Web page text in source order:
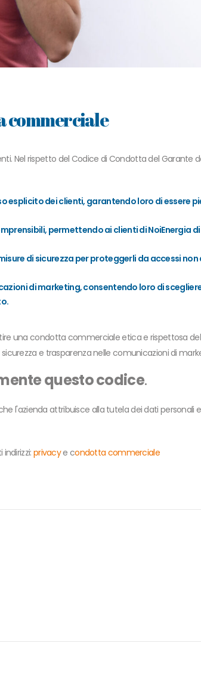
commerciale
Nel rispetto del Codice di Condotta del Garante
esplicito dei clienti, garantendo loro di essere
permettendo ai clienti di NoiEnergia
di sicurezza per proteggerli da accessi
di marketing, consentendo loro di
una condotta commerciale etica e rispettosa
e trasparenza nelle comunicazioni di
questo codice.
l'azienda attribuisce alla tutela dei dati personali
privacye condotta commerciale